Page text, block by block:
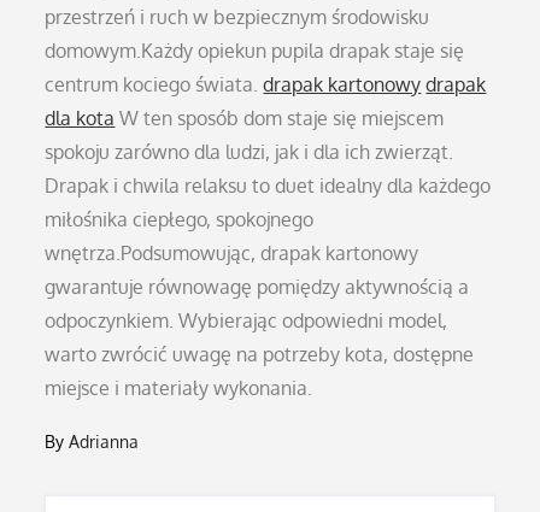
przestrzeń i ruch w bezpiecznym środowisku
domowym.Każdy opiekun pupila drapak staje się
centrum kociego świata.drapak kartonowy drapak
dla kota W ten sposób dom staje się miejscem
spokoju zarówno dla ludzi, jak i dla ich zwierząt.
Drapak i chwila relaksu to duet idealny dla każdego
miłośnika ciepłego, spokojnego
wnętrza.Podsumowując, drapak kartonowy
gwarantuje równowagę pomiędzy aktywnością a
odpoczynkiem. Wybierając odpowiedni model,
warto zwrócić uwagę na potrzeby kota, dostępne
miejsce i materiały wykonania.
ByAdrianna